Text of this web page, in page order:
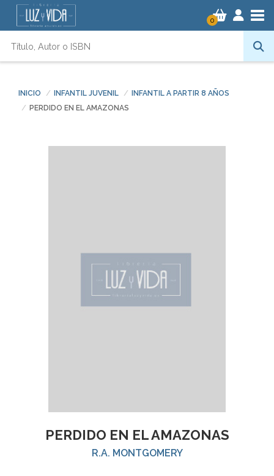
0
INICIO INFANTIL JUVENIL
INFANTIL A PARTIR 8 AÑOS
PERDIDO EN EL AMAZONAS
PERDIDO EN EL AMAZONAS
R.A. MONTGOMERY